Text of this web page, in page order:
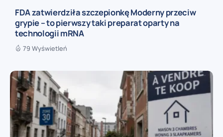
FDA zatwierdziła szczepionkę Moderny przeciw
grypie – to pierwszy taki preparat oparty na
technologii mRNA
79 Wyświetleń